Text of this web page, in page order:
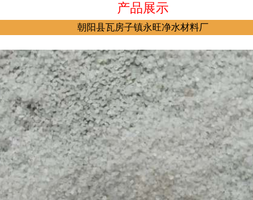
产品展示
朝阳县瓦房子镇永旺净水材料厂